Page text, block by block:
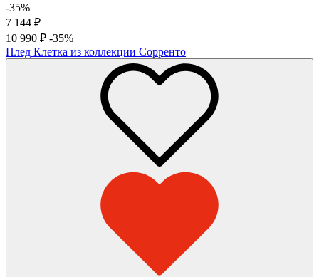
-35%
7 144 ₽
10 990 ₽ -35%
Плед Клетка из коллекции Сорренто